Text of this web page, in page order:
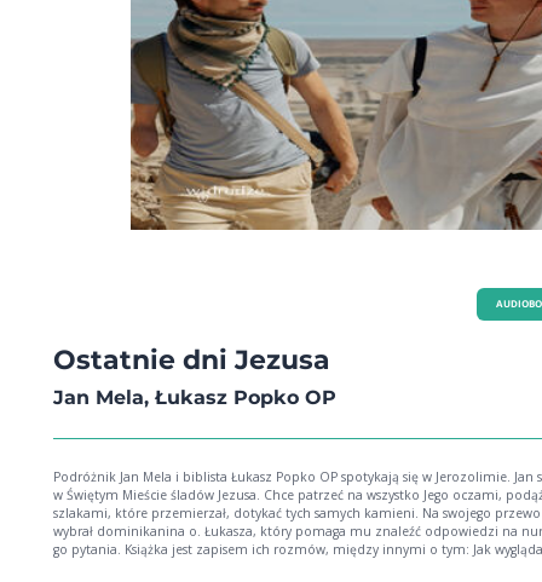
Ostatnie dni Jezusa
Jan Mela, Łukasz Popko OP
Podróżnik Jan Mela i biblista Łukasz Popko OP spotykają się w Jerozolimie. Jan
w Świętym Mieście śladów Jezusa. Chce patrzeć na wszystko Jego oczami,
szlakami, które przemierzał, dotykać tych samych kamieni. Na swojego
wybrał dominikanina o. Łukasza, który pomaga mu znaleźć odpowiedzi na
go pytania. Książka jest zapisem ich rozmów, między innymi o tym: Jak